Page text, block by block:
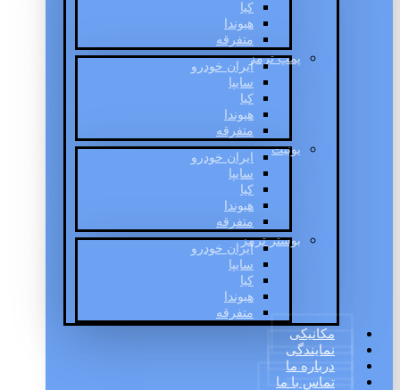
کیا
هیوندا
متفرقه
پمپ ترمز
ایران خودرو
سایپا
کیا
هیوندا
متفرقه
یونیت
ایران خودرو
سایپا
کیا
هیوندا
متفرقه
بوستر ترمز
ایران خودرو
سایپا
کیا
هیوندا
متفرقه
مکانیکی
نمایندگی
درباره ما
تماس با ما